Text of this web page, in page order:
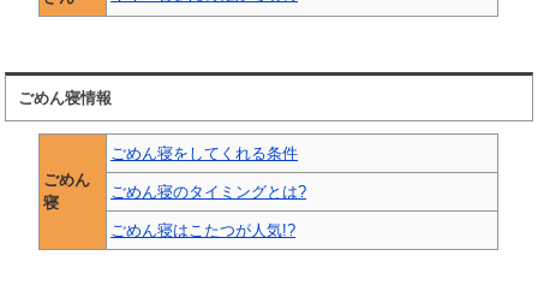
ごめん寝情報
ごめん
寝
ごめん寝をしてくれる条件
ごめん寝のタイミングとは?
ごめん寝はこたつが人気!?